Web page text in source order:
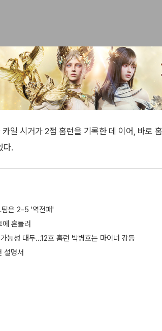
일 시거가 2점 홈런을 기록한 데 이어, 바로
다.
은 2-5 '역전패'
흔들려
능성 대두…12호 홈런 박병호는 마이너 강등
설명서